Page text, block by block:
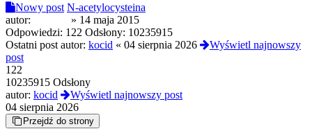
Nowy post N-acetylocysteina
autor:
» 14 maja 2015
Odpowiedzi: 122 Odsłony: 10235915
Ostatni post autor: kocid « 04 sierpnia 2026
Wyświetl najnowszy
post
122
10235915 Odsłony
autor: kocid
Wyświetl najnowszy post
04 sierpnia 2026
Przejdź do strony